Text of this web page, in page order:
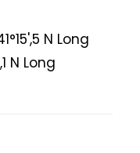
N Long
N Long